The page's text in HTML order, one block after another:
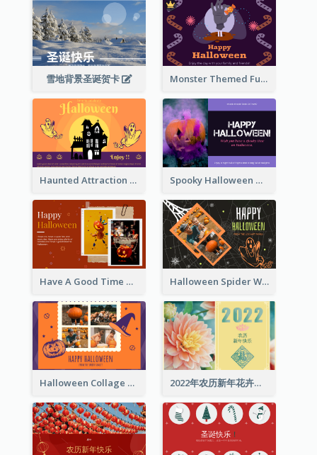
雪地背景圣诞贺卡 Monster Themed Fun Halloween Greeting Card
Haunted Attraction Themed Halloween Card Spooky Halloween Greeting Card
Have A Good Time This Halloween Greeting Card Halloween Spider Web Greeting Card
Halloween Collage Greeting Card 2022年农历新年花卉照片贺卡